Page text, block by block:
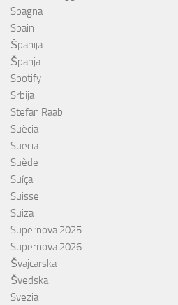
Spagna
Spain
Španija
Španja
Spotify
Srbija
Stefan Raab
Suècia
Suecia
Suède
Suíça
Suisse
Suiza
Supernova 2025
Supernova 2026
Švajcarska
Švedska
Svezia